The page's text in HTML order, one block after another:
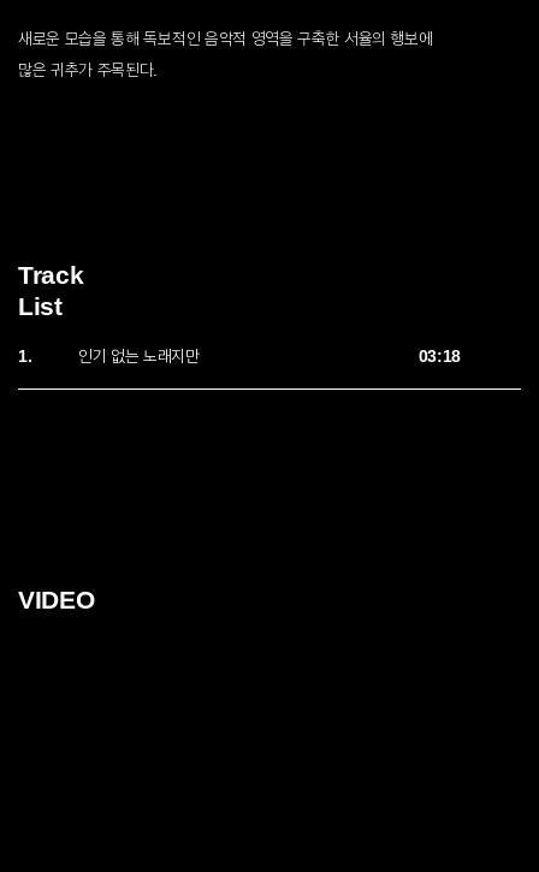
새로운 모습을 통해 독보적인 음악적 영역을 구축한 서율의 행보에
많은 귀추가 주목된다.
Track
List
1. 인기 없는 노래지만 03:18
VIDEO